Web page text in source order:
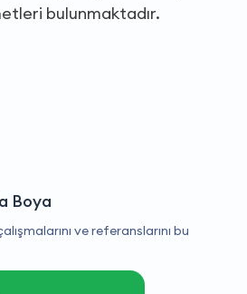
bulunmaktadır.
Boya
ve referanslarını bu